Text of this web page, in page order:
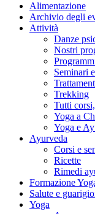
Alimentazione
Archivio degli
Attività
Danze
Nostri
Seminari
Trekking
Tutti
Yoga a
Yoga e
Ayurveda
Corsi e
Ricette
Rimedi
Formazione
Salute e
Yoga